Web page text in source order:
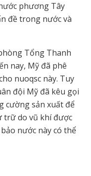
phương Tây
đề trong nước và
Tổng Thanh
nay, Mỹ đã phê
nuoqsc này. Tuy
đội Mỹ đã kêu gọi
cường sản xuất để
trữ do vũ khí được
nước này có thể